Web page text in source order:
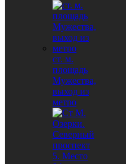
ст. м.
площадь
Мужества,
выход из
метро